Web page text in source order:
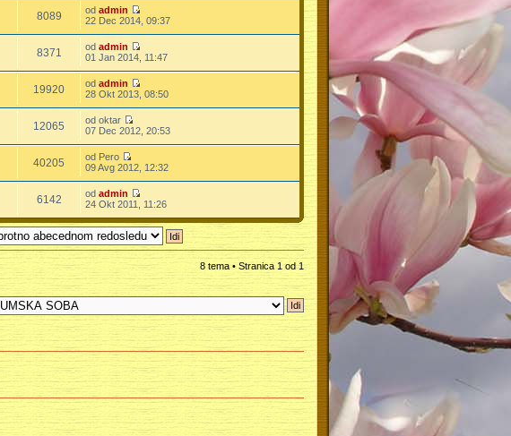
8089 odadmin
22 Dec 2014, 09:37
8371 odadmin
01 Jan 2014, 11:47
19920 odadmin
28 Okt 2013, 08:50
12065
od oktar
07 Dec 2012, 20:53
40205
od Pero
09 Avg 2012, 12:32
6142 odadmin
24 Okt 2011, 11:26
8 tema • Stranica 1 od1